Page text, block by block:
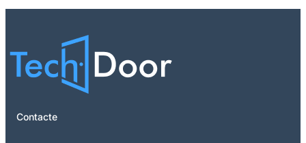
Contacte